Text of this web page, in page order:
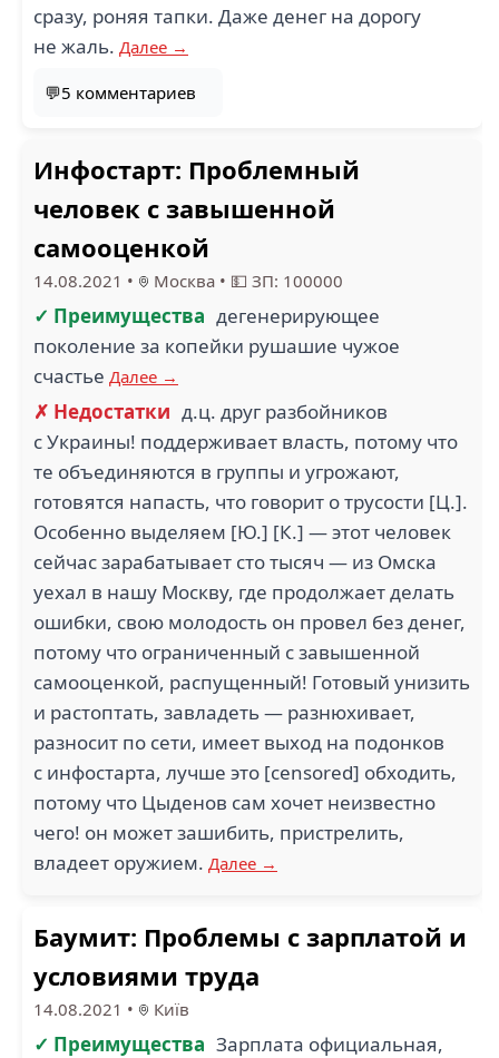
сразу, роняя тапки. Даже денег на дорогу
не жаль. Далее →
💬5 комментариев
Инфостарт: Проблемный
человек с завышенной
самооценкой
14.08.2021 • Москва • 💵 ЗП: 100000
✓ Преимущества дегенерирующее
поколение за копейки рушашие чужое
счастье Далее →
✗ Недостатки д.ц. друг разбойников
с Украины! поддерживает власть, потому что
те объединяются в группы и угрожают,
готовятся напасть, что говорит о трусости [Ц.].
Особенно выделяем [Ю.] [К.] — этот человек
сейчас зарабатывает сто тысяч — из Омска
уехал в нашу Москву, где продолжает делать
ошибки, свою молодость он провел без денег,
потому что ограниченный с завышенной
самооценкой, распущенный! Готовый унизить
и растоптать, завладеть — разнюхивает,
разносит по сети, имеет выход на подонков
с инфостарта, лучше это [censored] обходить,
потому что Цыденов сам хочет неизвестно
чего! он может зашибить, пристрелить,
владеет оружием. Далее →
Баумит: Проблемы с зарплатой и
условиями труда
14.08.2021 • Київ
✓ Преимущества Зарплата официальная,